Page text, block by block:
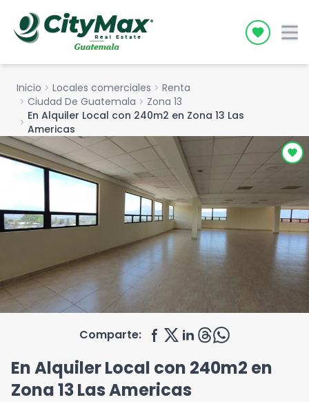
Icon
Inicio chevron_right Locales comerciales chevron_right Renta
chevron_right Ciudad De Guatemala chevron_right Zona 13
chevron_right En Alquiler Local con 240m2 en Zona 13 Las
Americas
Comparte:
En Alquiler Local con 240m2 en
Zona 13 Las Americas